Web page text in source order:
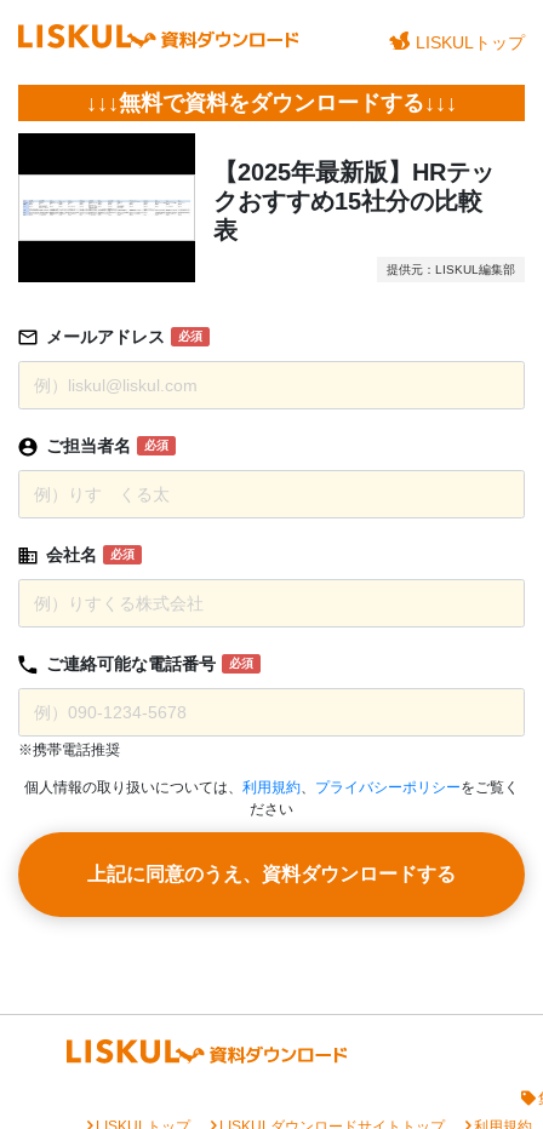
LISKULトップ
↓↓↓無料で資料をダウンロードする↓↓↓
【2025年最新版】HRテッ
クおすすめ15社分の比較
表
提供元：LISKUL編集部
メールアドレス 必須
ご担当者名 必須
会社名 必須
ご連絡可能な電話番号 必須
※携帯電話推奨
個人情報の取り扱いについては、 利用規約、 プライバシーポリシーをご覧く
ださい
上記に同意のうえ、資料ダウンロードする